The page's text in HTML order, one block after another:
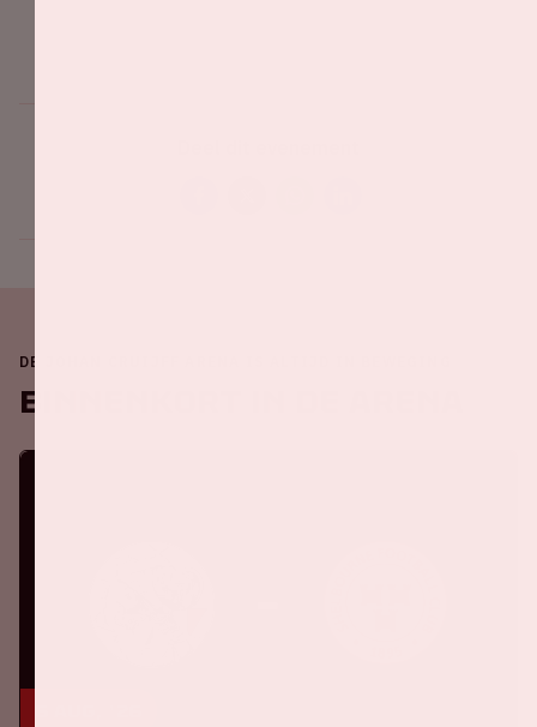
DE JOHAN CRUIJFF ARENA IS ALTIJD IN BEWEGING
Binnenkort in de ArenA